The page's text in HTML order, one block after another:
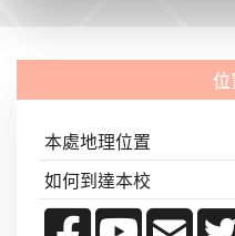
本處地理位置
如何到達本校